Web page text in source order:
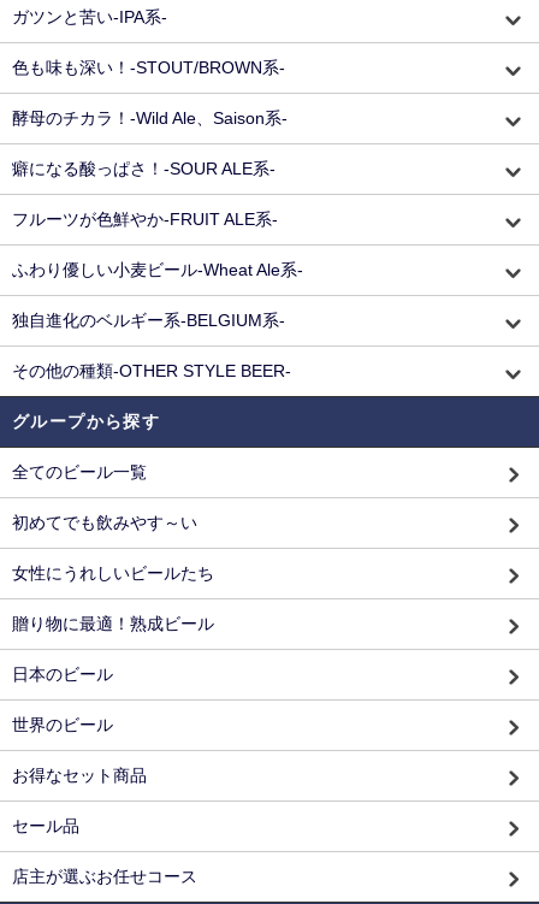
ガツンと苦い-IPA系-
色も味も深い！-STOUT/BROWN系-
酵母のチカラ！-Wild Ale、Saison系-
癖になる酸っぱさ！-SOUR ALE系-
フルーツが色鮮やか-FRUIT ALE系-
ふわり優しい小麦ビール-Wheat Ale系-
独自進化のベルギー系-BELGIUM系-
その他の種類-OTHER STYLE BEER-
グループから探す
全てのビール一覧
初めてでも飲みやす～い
女性にうれしいビールたち
贈り物に最適！熟成ビール
日本のビール
世界のビール
お得なセット商品
セール品
店主が選ぶお任せコース